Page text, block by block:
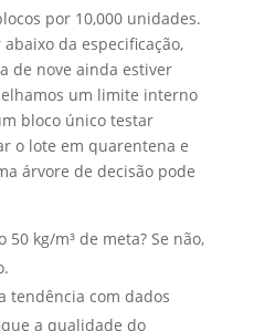
por 10,000 unidades.
da especificação,
de nove ainda estiver
um limite interno
bloco único testar
o lote em quarentena e
árvore de decisão pode
kg/m³ de meta? Se não,
tendência com dados
a qualidade do